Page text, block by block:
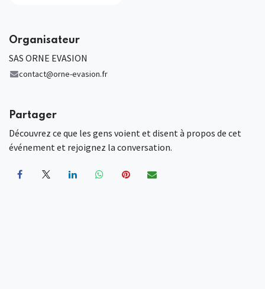
Organisateur
SAS ORNE EVASION
contact@orne-evasion.fr
Partager
Découvrez ce que les gens voient et disent à propos de cet
événement et rejoignez la conversation.